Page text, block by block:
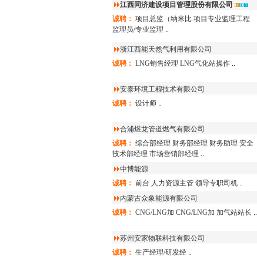
江西同济建设项目管理股份有限公司
诚聘： 项目总监（纳米比 项目专业监理工程
监理员/专业监理 ..
浙江西能天然气利用有限公司
诚聘： LNG销售经理 LNG气化站操作 ..
安泰环境工程技术有限公司
诚聘： 设计师 ..
合浦煜龙管道燃气有限公司
诚聘： 综合部经理 财务部经理 财务助理 安全
技术部经理 市场营销部经理 ..
中博能源
诚聘： 前台 人力资源主管 领导专职司机 ..
内蒙古众象能源有限公司
诚聘： CNG/LNG加 CNG/LNG加 加气站站长 ..
苏州安家物联科技有限公司
诚聘： 生产经理/研发经 ..